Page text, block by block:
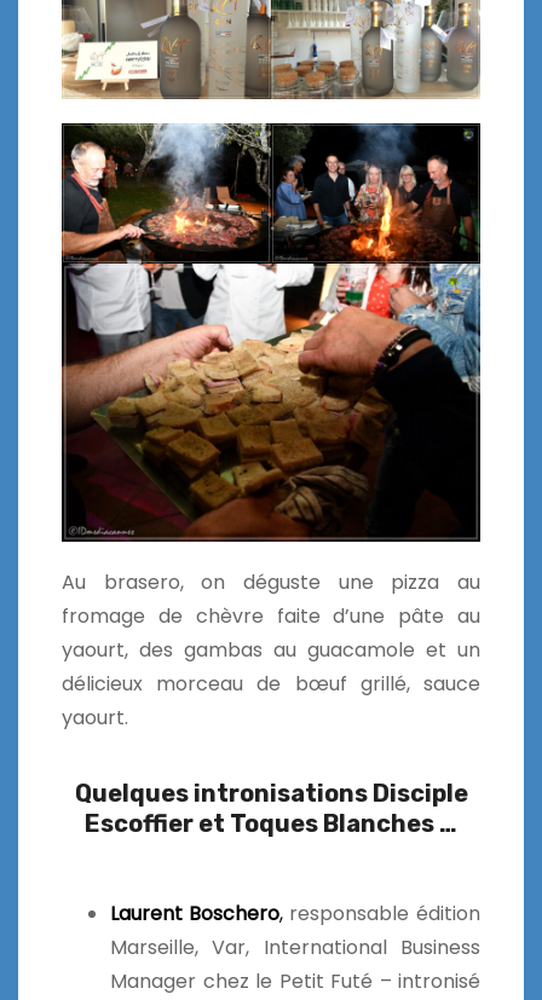
Au brasero, on déguste une pizza au
fromage de chèvre faite d’une pâte au
yaourt, des gambas au guacamole et un
délicieux morceau de bœuf grillé, sauce
yaourt.
Quelques intronisations Disciple
Escoffier et Toques Blanches …
Laurent Boschero, responsable édition
Marseille, Var, International Business
Manager chez le Petit Futé – intronisé